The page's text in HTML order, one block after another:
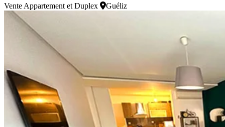
Vente Appartement et Duplex Guéliz